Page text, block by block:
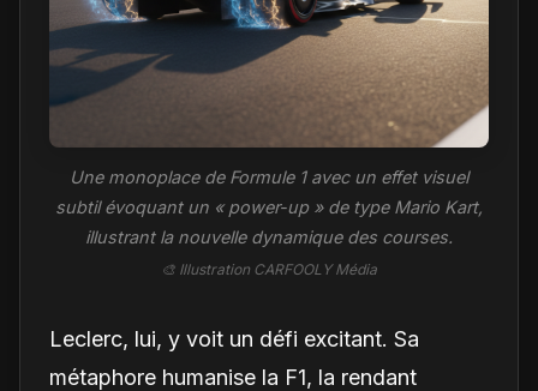
Une monoplace de Formule 1 avec un effet visuel
subtil évoquant un « power-up » de type Mario Kart,
illustrant la nouvelle dynamique des courses.
🎨 Illustration CARFOOLY Média
Leclerc, lui, y voit un défi excitant. Sa
métaphore humanise la F1, la rendant